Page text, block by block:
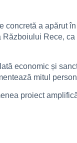
a apărut
Rece,
economic și
mitul
proiect